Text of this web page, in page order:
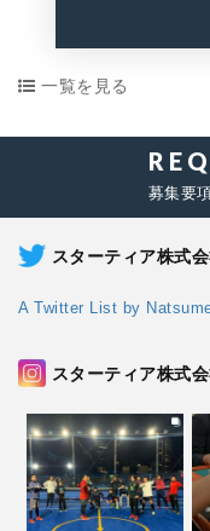
一覧を見る
募集要
スターティア株式
A Twitter List by
スターティア株式